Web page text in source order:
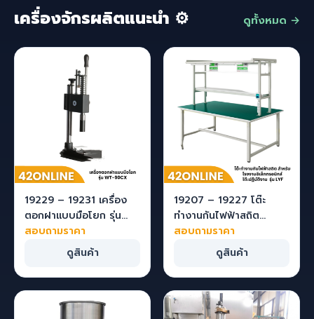
เครื่องจักรผลิตแนะนำ ⚙️ ดูทั้งหมด →
19229 – 19231 เครื่อง
ตอกฝาแบบมือโยก รุ่น
WT-90CX สำหรับฝาขวด
น้ำหอมด้านนอก
สอบถามราคา
ดูสินค้า
19207 – 19227 โต๊ะ
ทำงานกันไฟฟ้าสถิต
สำหรับโรงงาน
อิเล็กทรอนิกส์ โต๊ะปฏิบัติ
งาน รุ่น LYF
สอบถามราคา
ดูสินค้า